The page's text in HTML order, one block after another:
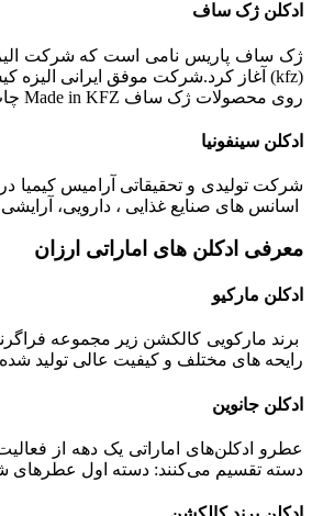
ادکلن ژک ساف
(kfz) آغاز کرد.شرکت موفق ایرانی الیزه کیش در زمینه‌ی تولید عطرهای جیبی باکیفیت، فعالیت گسترده و موفقی دارد.
روی محصولات ژک ساف Made in KFZ چاپ شده است.اسانس‌های استفاده شده در تولید عطرهای این شرکت برگرفته از اسانس های فرانسوی بوده است.
ادکلن سینفونیا
اسانس های صنایع غذایی ، دارویی،
معرفی ادکلن های اماراتی ارزان
ادکلن مارکیو
برند مارکویی کالکشن زیر مجموعه فراگرنس ورد است که در ابتدا به منظور
رایحه های مختلف و کیفیت عالی تولید شده اند. شکل
ادکلن جانوین
عطرو ادکلن‌های اماراتی یک دهه از
دسته تقسیم می‌کنند: دسته اول